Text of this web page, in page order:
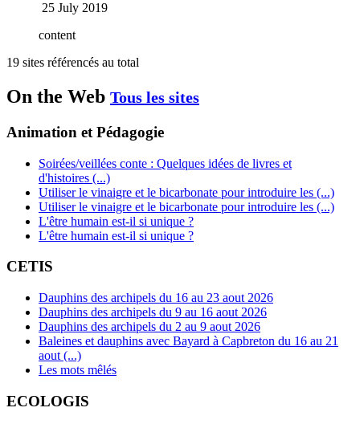
25 July 2019
content
19 sites référencés au total
On the Web Tous les sites
Animation et Pédagogie
Soirées/veillées conte : Quelques idées de livres et
d'histoires (...)
Utiliser le vinaigre et le bicarbonate pour introduire les (...)
Utiliser le vinaigre et le bicarbonate pour introduire les (...)
L'être humain est-il si unique ?
L'être humain est-il si unique ?
CETIS
Dauphins des archipels du 16 au 23 aout 2026
Dauphins des archipels du 9 au 16 aout 2026
Dauphins des archipels du 2 au 9 aout 2026
Baleines et dauphins avec Bayard à Capbreton du 16 au 21
aout (...)
Les mots mêlés
ECOLOGIS